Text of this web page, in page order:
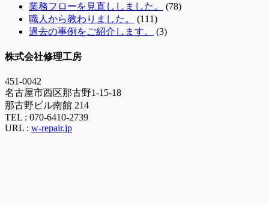
業務フローを見直ししました。
(78)
職人から教わりました。
(111)
過去の事例をご紹介します。
(3)
株式会社修理工房
451-0042
名古屋市西区那古野1-15-18
那古野ビル南館 214
TEL : 070-6410-2739
URL : w-repair.jp